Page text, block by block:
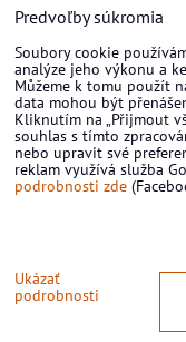
Hadice RONDO s.r.o.
Žirovnická 3133/6
Praha 10
106 00, CZ
IČ: 09839933
Predvoľby súkromia
Vytvorené pomocou:
Predvoľby súkromia
Soubory cookie
analýze jeho výkonu a
Můžeme k tomu použít
data mohou být
Kliknutím na „Přijmout
souhlas s tímto
nebo upravit své
reklam využívá služba
podrobnosti zde
Ukázať
podrobnosti